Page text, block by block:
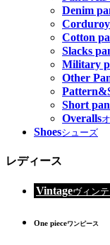
Denim
Cotton
Slacks
Military
Other
Short
Overalls
Shoesシューズ
レディース
Vintageヴィン
One pieceワンピース